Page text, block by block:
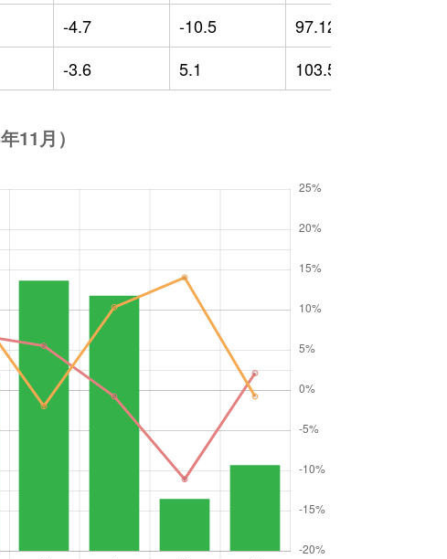
-4.7 -10.5 97.12
-3.6 5.1 103.54